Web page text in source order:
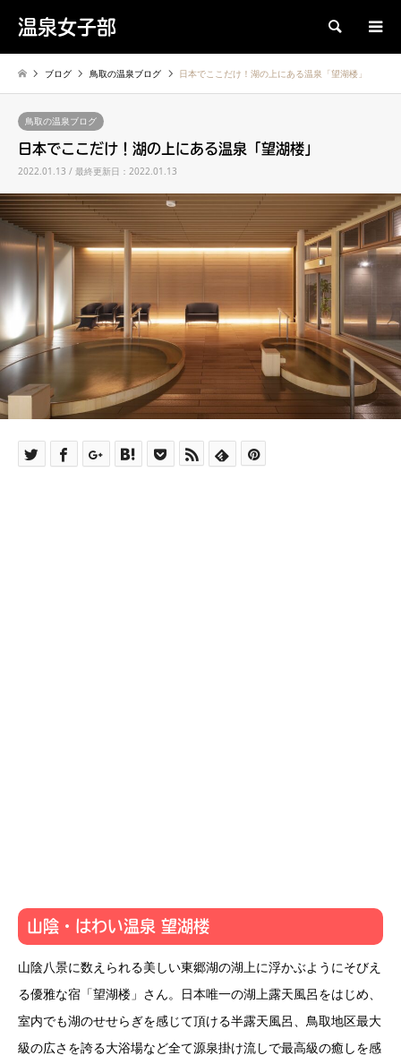
温泉女子部 検索
ブログ 鳥取の温泉ブログ 日本でここだけ！湖の上にある温泉「望湖楼」
鳥取の温泉ブログ
日本でここだけ！湖の上にある温泉「望湖楼」
2022.01.13 / 最終更新日：2022.01.13
山陰・はわい温泉 望湖楼
山陰八景に数えられる美しい東郷湖の湖上に浮かぶようにそびえ
る優雅な宿「望湖楼」さん。日本唯一の湖上露天風呂をはじめ、
室内でも湖のせせらぎを感じて頂ける半露天風呂、鳥取地区最大
級の広さを誇る大浴場など全て源泉掛け流しで最高級の癒しを感